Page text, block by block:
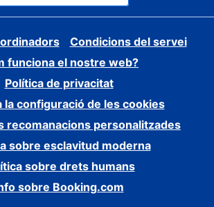
Condicions del servei
funciona el nostre web?
Política de privacitat
la configuració de les cookies
recomanacions personalitzades
sobre esclavitud moderna
sobre drets humans
sobre Booking.com